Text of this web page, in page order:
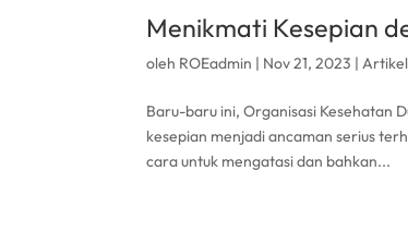
Menikmati Kesepian
oleh ROEadmin | Nov 21, 2023 |Artikel
Baru-baru ini, Organisasi Kesehatan
kesepian menjadi ancaman serius
cara untuk mengatasi dan bahkan...